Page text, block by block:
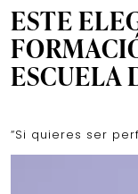
ESTE
ESCUELA
“Si quieres ser